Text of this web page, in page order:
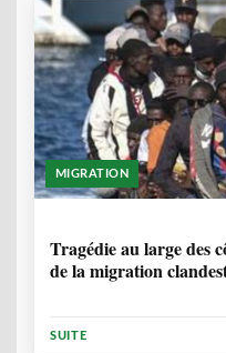
MIGRATION
Tragédie au large des
de la migration
SUITE